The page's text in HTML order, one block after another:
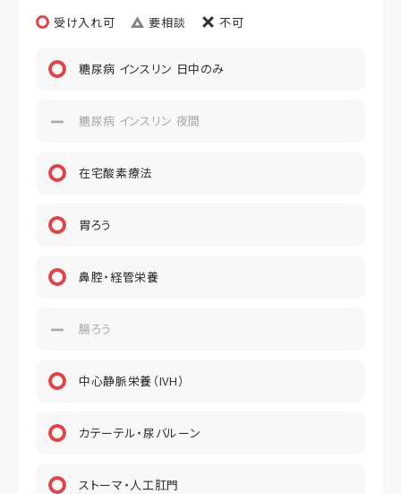
受け入れ可 要相談 不可
糖尿病 インスリン 日中のみ
糖尿病 インスリン 夜間
在宅酸素療法
胃ろう
鼻腔・経管栄養
腸ろう
中心静脈栄養（IVH）
カテーテル・尿バルーン
ストーマ・人工肛門